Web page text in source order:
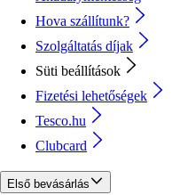
Hova szállítunk?
Szolgáltatás díjak
Süti beállítások
Fizetési lehetőségek
Tesco.hu
Clubcard
Első bevásárlás